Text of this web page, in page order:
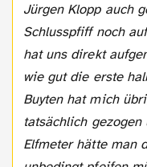
Jürgen Klopp auch
Schlusspfiff noch
hat uns direkt
wie gut die erste
Buyten hat mich
tatsächlich
Elfmeter hätte man